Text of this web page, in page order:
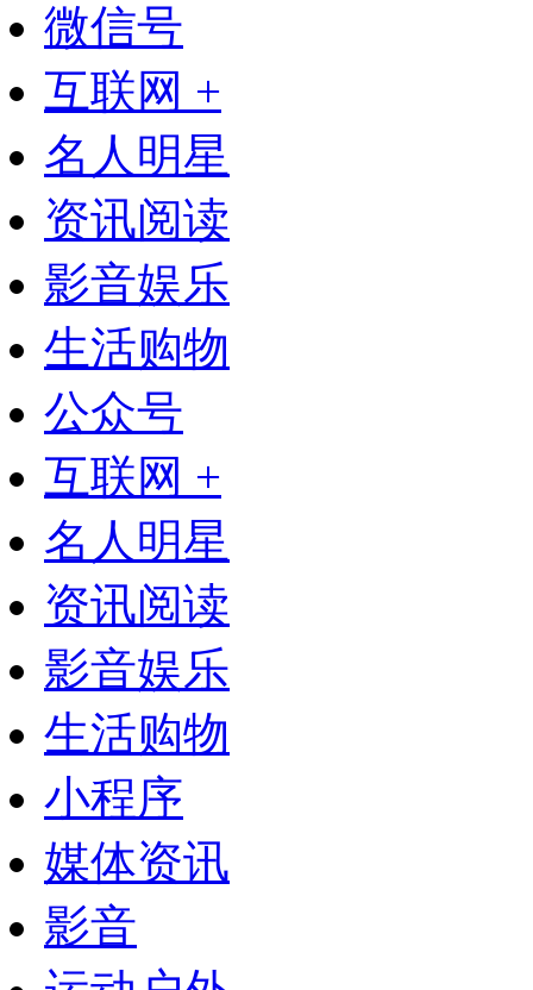
微信号
互联网 +
名人明星
资讯阅读
影音娱乐
生活购物
公众号
互联网 +
名人明星
资讯阅读
影音娱乐
生活购物
小程序
媒体资讯
影音